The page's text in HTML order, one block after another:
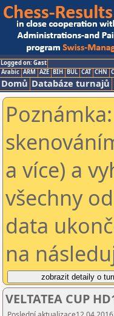
Logged on: Gast
Arabic ARM AZE BIH BUL CAT CHN
Domů Databáze turnajů
a více) a
všechny
data
na
VELTATEA CUP